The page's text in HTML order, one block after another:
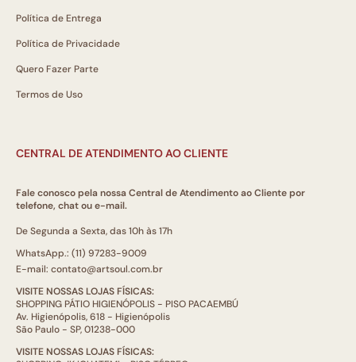
Política de Entrega
Política de Privacidade
Quero Fazer Parte
Termos de Uso
CENTRAL DE ATENDIMENTO AO CLIENTE
Fale conosco pela nossa Central de Atendimento ao Cliente por
telefone, chat ou e-mail.
De Segunda a Sexta, das 10h às 17h
WhatsApp.: (11) 97283-9009
E-mail: contato@artsoul.com.br
VISITE NOSSAS LOJAS FÍSICAS:
SHOPPING PÁTIO HIGIENÓPOLIS - PISO PACAEMBÚ
Av. Higienópolis, 618 - Higienópolis
São Paulo - SP, 01238-000
VISITE NOSSAS LOJAS FÍSICAS: